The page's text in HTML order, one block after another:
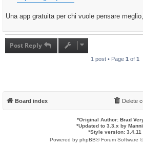
Una app gratuita per chi vuole pensare
Post Reply
1 post • Page 1 of 1
Board index Delete
*Original Author: Brad
*Updated to 3.3.x by
*Style version: 3.4.11
Powered by phpBB® Forum Software